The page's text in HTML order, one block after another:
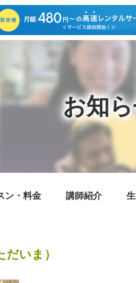
お知
ン・料金 講師紹介
いま）